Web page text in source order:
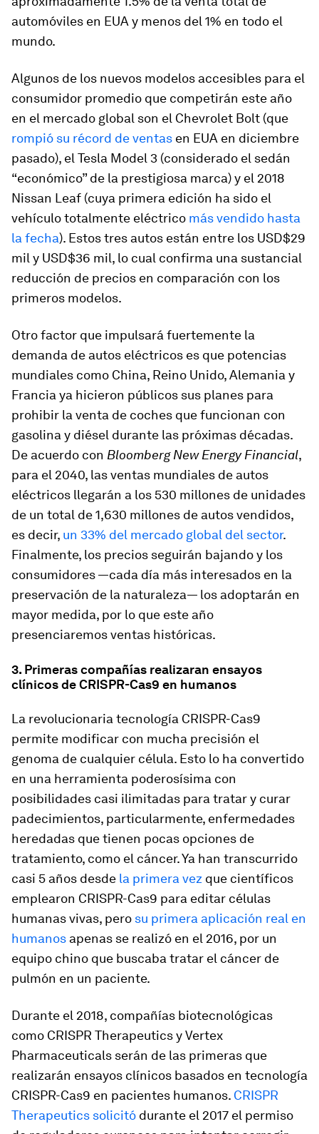
automóviles en EUA y menos del 1% en todo el
mundo.
Algunos de los nuevos modelos accesibles para el
consumidor promedio que competirán este año
en el mercado global son el Chevrolet Bolt (que
rompió su récord de ventas en EUA en diciembre
pasado), el Tesla Model 3 (considerado el sedán
“económico” de la prestigiosa marca) y el 2018
Nissan Leaf (cuya primera edición ha sido el
vehículo totalmente eléctrico más vendido hasta
la fecha). Estos tres autos están entre los USD$29
mil y USD$36 mil, lo cual confirma una sustancial
reducción de precios en comparación con los
primeros modelos.
Otro factor que impulsará fuertemente la
demanda de autos eléctricos es que potencias
mundiales como China, Reino Unido, Alemania y
Francia ya hicieron públicos sus planes para
prohibir la venta de coches que funcionan con
gasolina y diésel durante las próximas décadas.
De acuerdo con Bloomberg New Energy Financial,
para el 2040, las ventas mundiales de autos
eléctricos llegarán a los 530 millones de unidades
de un total de 1,630 millones de autos vendidos,
es decir, un 33% del mercado global del sector.
Finalmente, los precios seguirán bajando y los
consumidores —cada día más interesados en la
preservación de la naturaleza— los adoptarán en
mayor medida, por lo que este año
presenciaremos ventas históricas.
3. Primeras compañías realizaran ensayos
clínicos de CRISPR-Cas9 en humanos
La revolucionaria tecnología CRISPR-Cas9
permite modificar con mucha precisión el
genoma de cualquier célula. Esto lo ha convertido
en una herramienta poderosísima con
posibilidades casi ilimitadas para tratar y curar
padecimientos, particularmente, enfermedades
heredadas que tienen pocas opciones de
tratamiento, como el cáncer. Ya han transcurrido
casi 5 años desde la primera vez que científicos
emplearon CRISPR-Cas9 para editar células
humanas vivas, pero su primera aplicación real en
humanos apenas se realizó en el 2016, por un
equipo chino que buscaba tratar el cáncer de
pulmón en un paciente.
Durante el 2018, compañías biotecnológicas
como CRISPR Therapeutics y Vertex
Pharmaceuticals serán de las primeras que
realizarán ensayos clínicos basados en tecnología
CRISPR-Cas9 en pacientes humanos. CRISPR
Therapeutics solicitó durante el 2017 el permiso